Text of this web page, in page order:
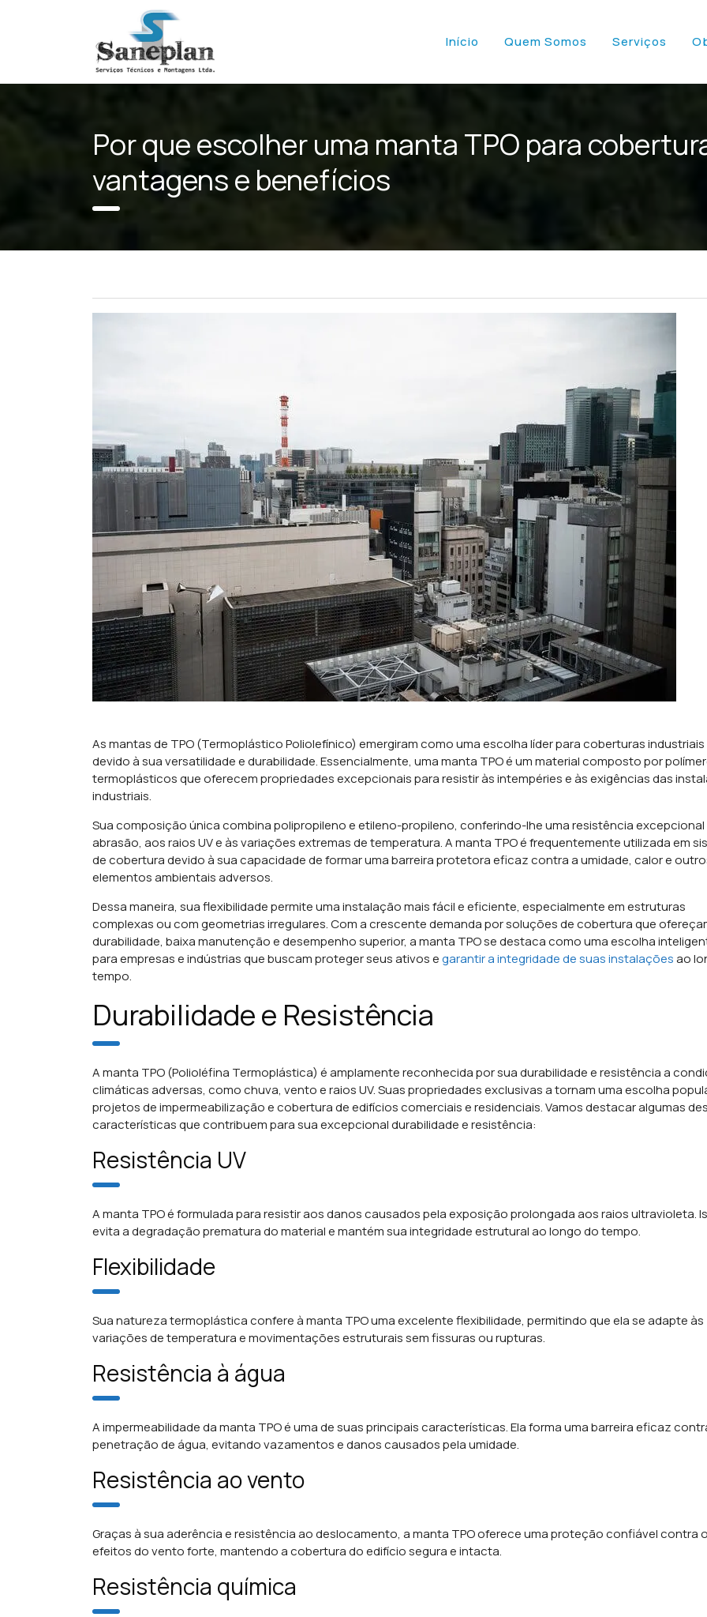
Início Quem Somos Serviços
Por que escolher uma manta TPO para
vantagens e benefícios
As mantas de TPO (Termoplástico Poliolefínico) emergiram como uma escolha líder para coberturas industriais
devido à sua versatilidade e durabilidade. Essencialmente, uma manta TPO é um material composto por
termoplásticos que oferecem propriedades excepcionais para resistir às intempéries e às exigências das
industriais.
Sua composição única combina polipropileno e etileno-propileno, conferindo-lhe uma resistência excepcional
abrasão, aos raios UV e às variações extremas de temperatura.A manta TPO é frequentemente utilizada em
de cobertura devido à sua capacidade de formar uma barreira protetora eficaz contra a umidade, calor e
elementos ambientais adversos.
Dessa maneira, sua flexibilidade permite uma instalação mais fácil e eficiente, especialmente em estruturas
complexas ou com geometrias irregulares.Com a crescente demanda por soluções de cobertura que
durabilidade, baixa manutenção e desempenho superior, a manta TPO se destaca como uma escolha
para empresas e indústrias que buscam proteger seus ativos egarantir a integridade de suas instalaçõesao
tempo.
Durabilidade e Resistência
A manta TPO (Polioléfina Termoplástica) é amplamente reconhecida por sua durabilidade e resistência a
climáticas adversas, como chuva, vento e raios UV. Suas propriedades exclusivas a tornam uma escolha
projetos de impermeabilização e cobertura de edifícios comerciais e residenciais. Vamos destacar algumas
características que contribuem para sua excepcional durabilidade e resistência:
Resistência UV
A manta TPO é formulada para resistir aos danos causados pela exposição prolongada aos raios ultravioleta.
evita a degradação prematura do material e mantém sua integridade estrutural ao longo do tempo.
Flexibilidade
Sua natureza termoplástica confere à manta TPO uma excelente flexibilidade, permitindo que ela se adapte às
variações de temperatura e movimentações estruturais sem fissuras ou rupturas.
Resistência à água
A impermeabilidade da manta TPO é uma de suas principais características. Ela forma uma barreira eficaz
penetração de água, evitando vazamentos e danos causados pela umidade.
Resistência ao vento
Graças à sua aderência e resistência ao deslocamento, a manta TPO oferece uma proteção confiável contra
efeitos do vento forte, mantendo a cobertura do edifício segura e intacta.
Resistência química